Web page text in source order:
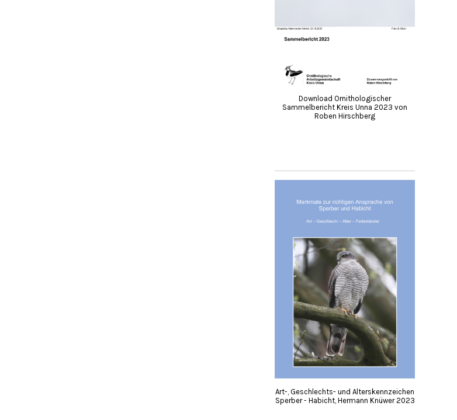
Download Ornithologischer
Sammelbericht Kreis Unna 2023 von
Roben Hirschberg
Art-, Geschlechts- und Alterskennzeichen
Sperber - Habicht, Hermann Knüwer 2023